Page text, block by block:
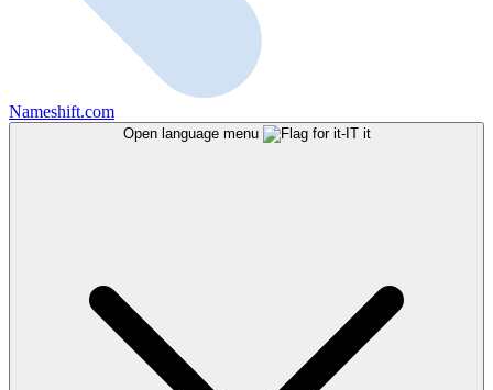
Nameshift.com
Open language menu it